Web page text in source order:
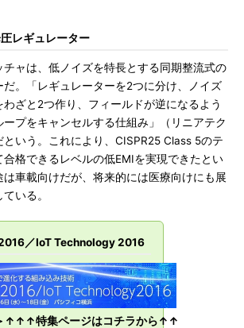
レギュレーター
ャは、低ノイズを特長とする同期整流式の
だ。「レギュレーターを2つに分け、ノイズ
ざと2つ作り、フィールドが逆になるよう
プをキャンセルする仕組み」（リニアテク
という。これにより、CISPR25 Class 5のテ
合格できるレベルの低EMIを実現できたとい
は車載向けだが、将来的には医療向けにも展
いる。
／IoT Technology 2016
↑↑↑特集ページはコチラから↑↑